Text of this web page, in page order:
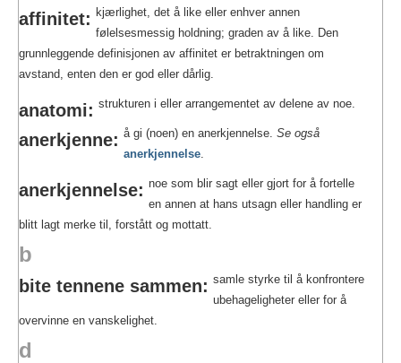
affinitet: kjærlighet, det å like eller enhver annen
følelsesmessig holdning; graden av å like. Den
grunnleggende definisjonen av affinitet er betraktningen om
avstand, enten den er god eller dårlig.
anatomi: strukturen i eller arrangementet av delene av noe.
anerkjenne: å gi (noen) en anerkjennelse. Se også
anerkjennelse
anerkjennelse: noe som blir sagt eller gjort for å fortelle
en annen at hans utsagn eller handling er
blitt lagt merke til, forstått og mottatt.
b
bite tennene sammen: samle styrke til å konfrontere
ubehageligheter eller for å
overvinne en vanskelighet.
d